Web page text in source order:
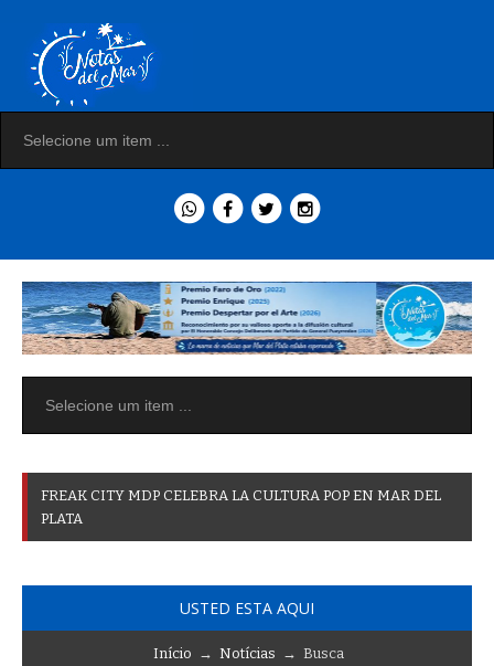
FREAK CITY MDP CELEBRA LA CULTURA POP EN MAR DEL
PLATA
USTED ESTA AQUI
Início → Notícias → Busca